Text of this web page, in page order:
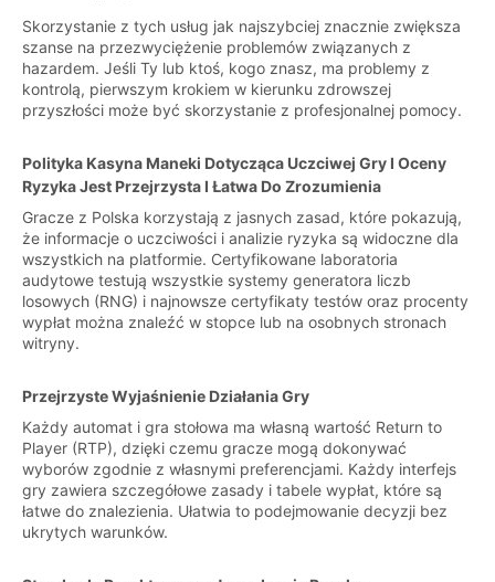
Skorzystanie z tych usług jak najszybciej znacznie zwiększa
szanse na przezwyciężenie problemów związanych z
hazardem. Jeśli Ty lub ktoś, kogo znasz, ma problemy z
kontrolą, pierwszym krokiem w kierunku zdrowszej
przyszłości może być skorzystanie z profesjonalnej pomocy.
Polityka Kasyna Maneki Dotycząca Uczciwej Gry I Oceny
Ryzyka Jest Przejrzysta I Łatwa Do Zrozumienia
Gracze z Polska korzystają z jasnych zasad, które pokazują,
że informacje o uczciwości i analizie ryzyka są widoczne dla
wszystkich na platformie. Certyfikowane laboratoria
audytowe testują wszystkie systemy generatora liczb
losowych (RNG) i najnowsze certyfikaty testów oraz procenty
wypłat można znaleźć w stopce lub na osobnych stronach
witryny.
Przejrzyste Wyjaśnienie Działania Gry
Każdy automat i gra stołowa ma własną wartość Return to
Player (RTP), dzięki czemu gracze mogą dokonywać
wyborów zgodnie z własnymi preferencjami. Każdy interfejs
gry zawiera szczegółowe zasady i tabele wypłat, które są
łatwe do znalezienia. Ułatwia to podejmowanie decyzji bez
ukrytych warunków.